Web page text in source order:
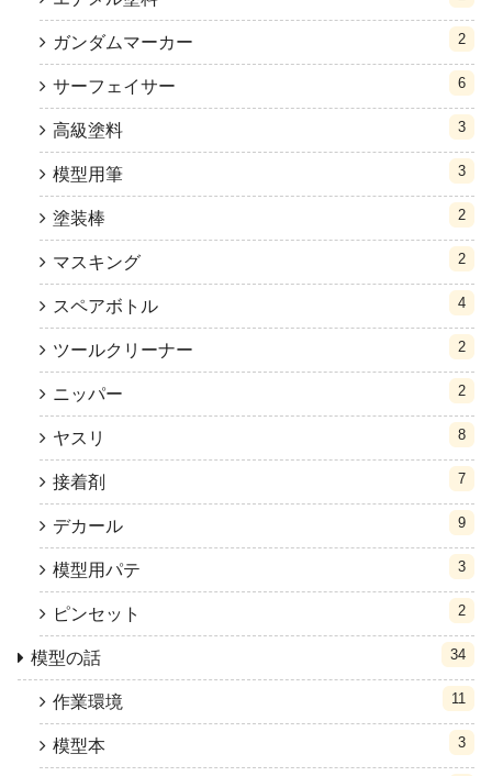
ガンダムマーカー 2
サーフェイサー 6
高級塗料 3
模型用筆 3
塗装棒 2
マスキング 2
スペアボトル 4
ツールクリーナー 2
ニッパー 2
ヤスリ 8
接着剤 7
デカール 9
模型用パテ 3
ピンセット 2
模型の話 34
作業環境 11
模型本 3